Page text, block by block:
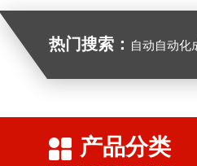
热门搜索： 自动自动化成套设别及配件，机械设备（除特种设备）及配件制造，加工（以上限分支机构经营），设计，批发，
产品分类